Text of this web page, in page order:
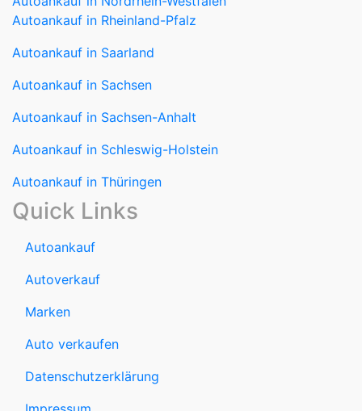
Autoankauf in Rheinland-Pfalz
Autoankauf in Saarland
Autoankauf in Sachsen
Autoankauf in Sachsen-Anhalt
Autoankauf in Schleswig-Holstein
Autoankauf in Thüringen
Quick Links
Autoankauf
Autoverkauf
Marken
Auto verkaufen
Datenschutzerklärung